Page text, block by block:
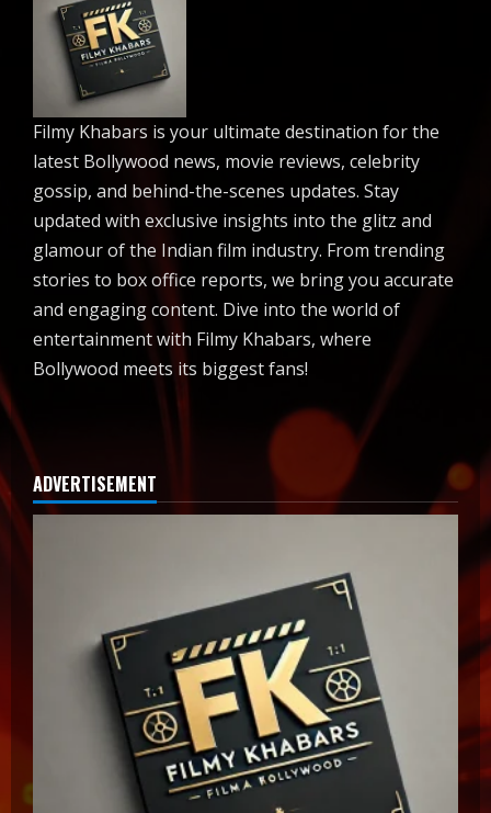
Filmy Khabars is your ultimate destination for the
latest Bollywood news, movie reviews, celebrity
gossip, and behind-the-scenes updates. Stay
updated with exclusive insights into the glitz and
glamour of the Indian film industry. From trending
stories to box office reports, we bring you accurate
and engaging content. Dive into the world of
entertainment with Filmy Khabars, where
Bollywood meets its biggest fans!
ADVERTISEMENT